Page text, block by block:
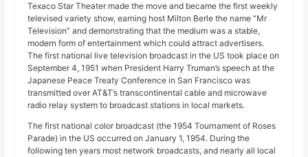
Texaco Star Theater made the move and became the first weekly
televised variety show, earning host Milton Berle the name “Mr
Television” and demonstrating that the medium was a stable,
modern form of entertainment which could attract advertisers.
The first national live television broadcast in the US took place on
September 4, 1951 when President Harry Truman’s speech at the
Japanese Peace Treaty Conference in San Francisco was
transmitted over AT&T’s transcontinental cable and microwave
radio relay system to broadcast stations in local markets.
The first national color broadcast (the 1954 Tournament of Roses
Parade) in the US occurred on January 1, 1954. During the
following ten years most network broadcasts, and nearly all local